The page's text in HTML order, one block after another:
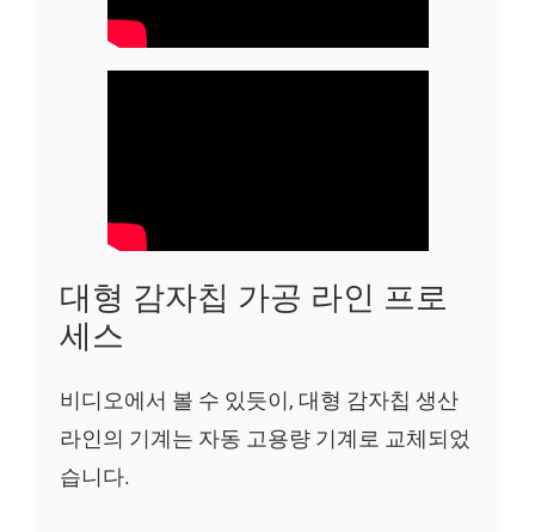
대형 감자칩 가공 라인 프로
세스
비디오에서 볼 수 있듯이, 대형 감자칩 생산
라인의 기계는 자동 고용량 기계로 교체되었
습니다.